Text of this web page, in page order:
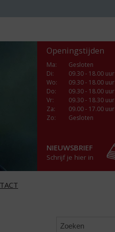
Openingstijden
Ma:
Gesloten
Di:
09.30 - 18.00 uur
Wo:
09.30 - 18.00 uur
Do:
09.30 - 18.00 uur
Vr:
09.30 - 18.30 uur
Za:
09.00 - 17.00 uur
Zo:
Gesloten
NIEUWSBRIEF
Schrijf je hier in